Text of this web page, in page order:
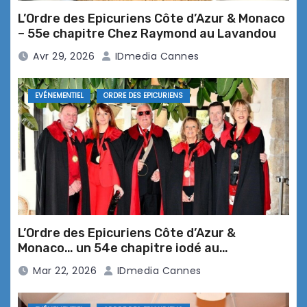
Perla Riviera Hôtel*** … un havre de
Saveurs Salines … le nouveau
restaurant bistronomique aux
saveurs iodées
L’Automne à Théoule, 10ème édition
: les champignons à l’honneur !
L’Ordre des Epicuriens Côte d’Azur & Monaco
– 55e chapitre Chez Raymond au Lavandou
Avr 29, 2026 IDmedia Cannes
EVÉNEMENTIEL ORDRE DES EPICURIENS
L’Ordre des Epicuriens Côte d’Azur &
Monaco… un 54e chapitre iodé au
restaurant La Maréa
Mar 22, 2026 IDmedia Cannes